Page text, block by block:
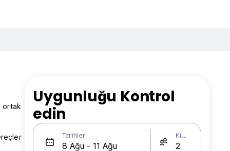
ortak
Uygunluğu Kontrol
edin
Tarihler Kişi Sayısı